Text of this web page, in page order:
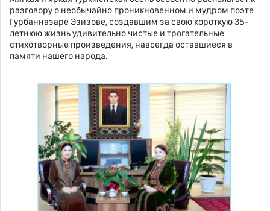
разговору о необычайно проникновенном и мудром поэте
Гурбанназаре Эзизове, создавшим за свою короткую 35-
летнюю жизнь удивительно чистые и трогательные
стихотворные произведения, навсегда оставшиеся в
памяти нашего народа.